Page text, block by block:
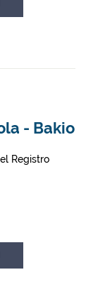
- Bakio
Registro